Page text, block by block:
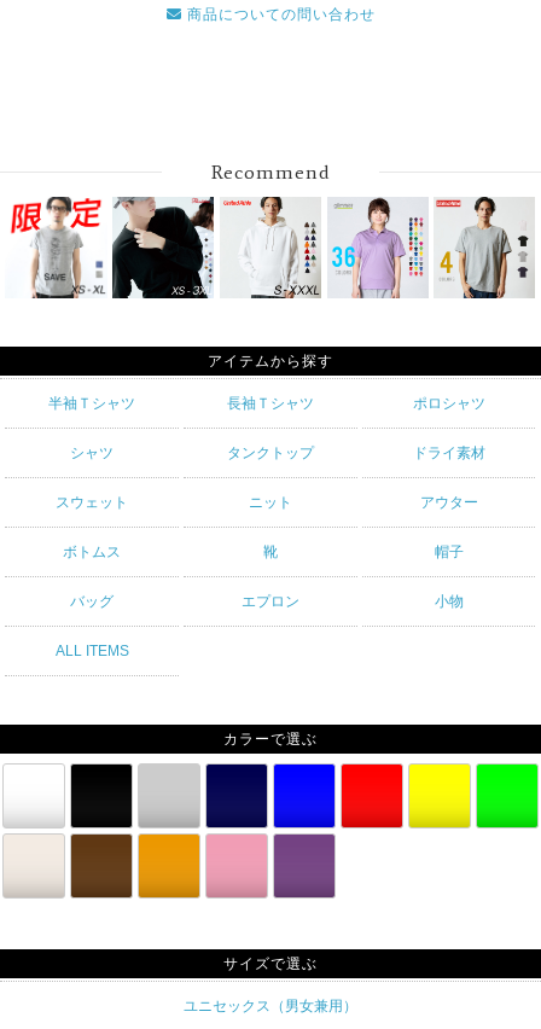
商品についての問い合わせ
Recommend
アイテムから探す
半袖Ｔシャツ 長袖Ｔシャツ ポロシャツ
シャツ タンクトップ ドライ素材
スウェット ニット アウター
ボトムス 靴 帽子
バッグ エプロン 小物
ALL ITEMS
カラーで選ぶ
サイズで選ぶ
ユニセックス（男女兼用）